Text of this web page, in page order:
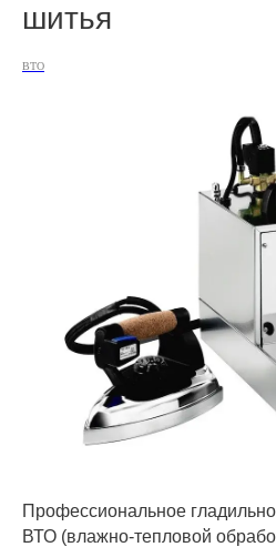
шитья
ВТО
Профессиональное
ВТО (влажно‑тепловой